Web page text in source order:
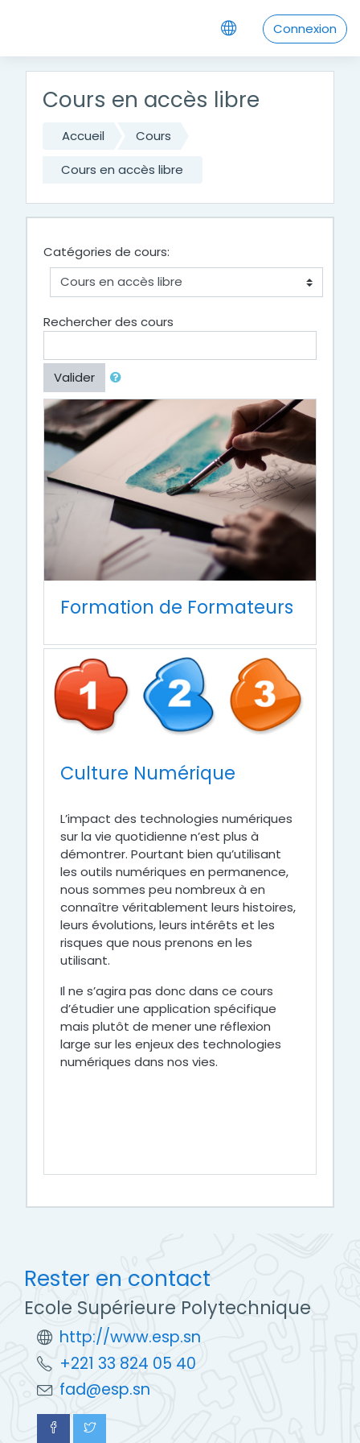
Connexion
Cours en accès libre
Accueil
Cours
Cours en accès libre
Catégories de cours:
Rechercher des cours
Valider
Formation de Formateurs
Culture Numérique
L’impact des technologies numériques
sur la vie quotidienne n’est plus à
démontrer. Pourtant bien qu’utilisant
les outils numériques en permanence,
nous sommes peu nombreux à en
connaître véritablement leurs histoires,
leurs évolutions, leurs intérêts et les
risques que nous prenons en les
utilisant.
Il ne s’agira pas donc dans ce cours
d’étudier une application spécifique
mais plutôt de mener une réflexion
large sur les enjeux des technologies
numériques dans nos vies.
Rester en contact
Ecole Supérieure Polytechnique
http://www.esp.sn
+221 33 824 05 40
fad@esp.sn